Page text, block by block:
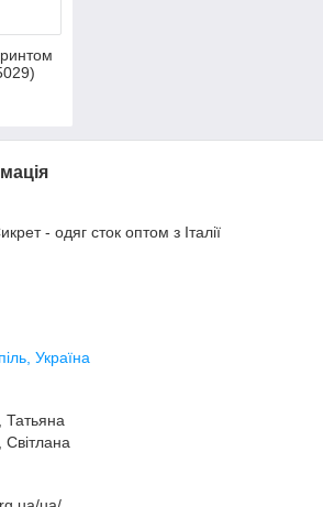
- одяг сток оптом з Італії
Україна
, Татьяна
, Світлана